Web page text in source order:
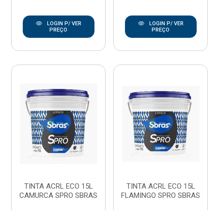
LOGIN P/ VER
PREÇO
LOGIN P/ VER
PREÇO
TINTA ACRL ECO 15L
CAMURCA SPRO SBRAS
TINTA ACRL ECO 15L
FLAMINGO SPRO SBRAS